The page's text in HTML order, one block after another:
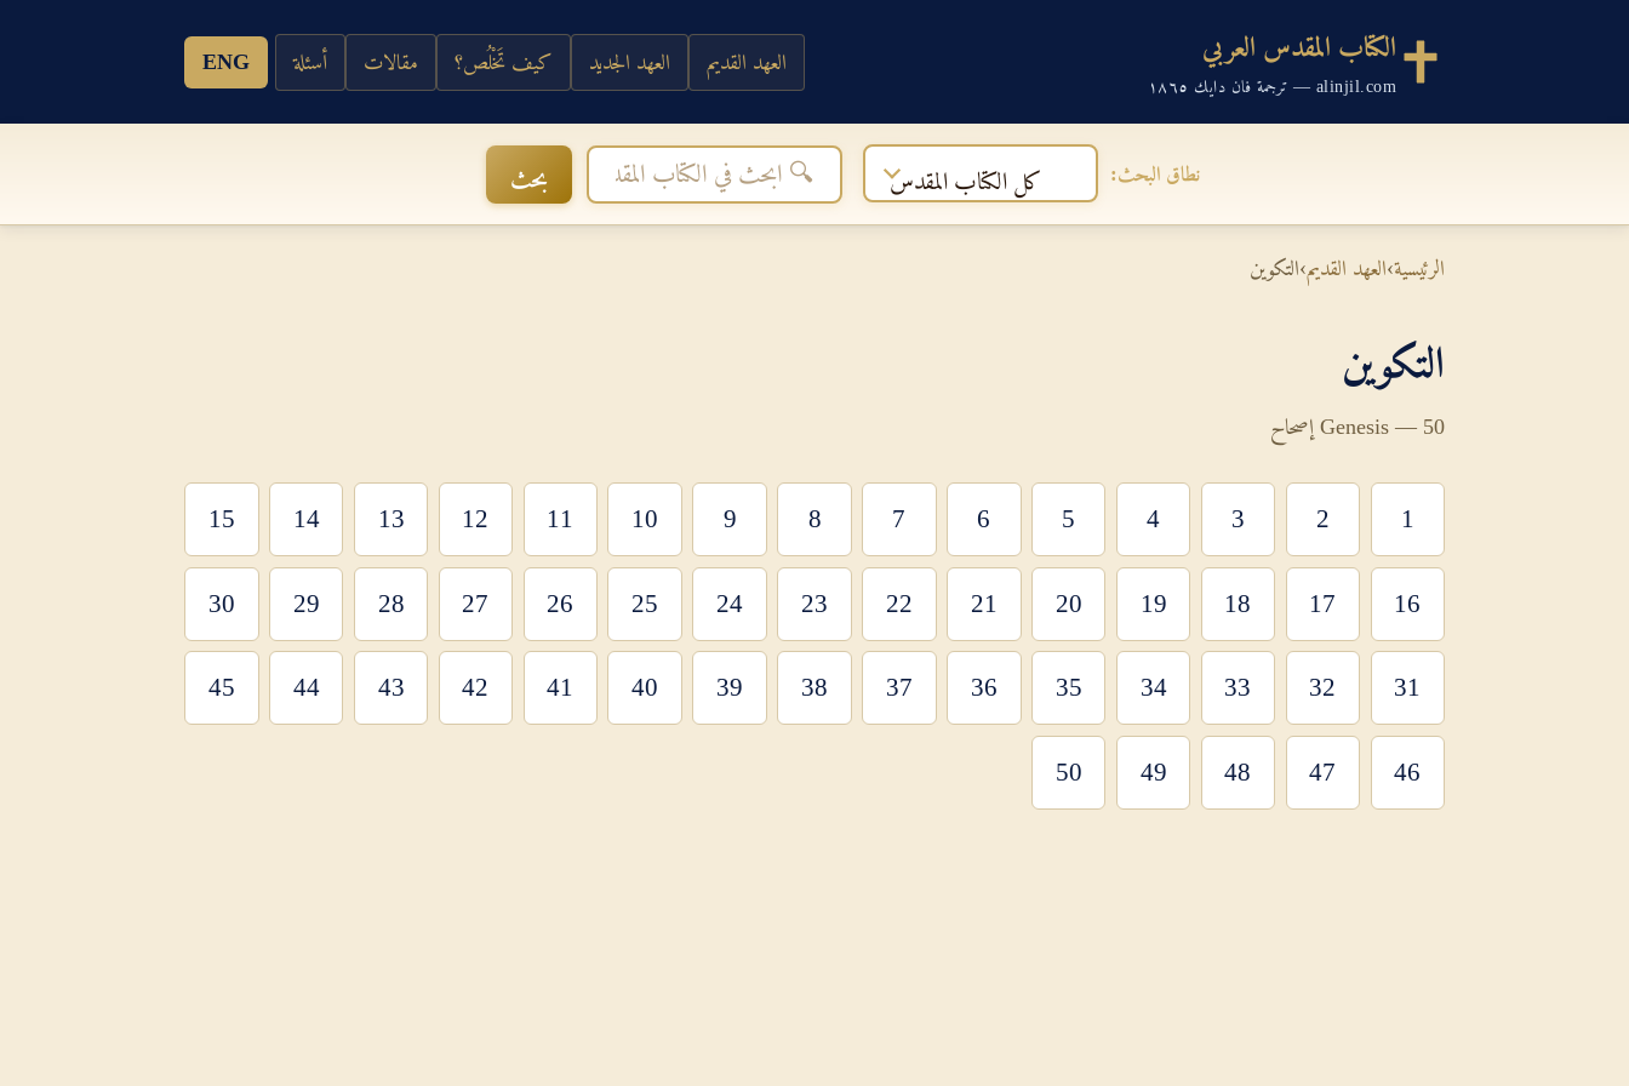
الكتاب المقدس العربي
alinjil.com — ترجمة فان دايك ١٨٦٥
العهد القديم العهد الجديد كيف تَخْلُص؟ مقالات أسئلة ENG
نطاق البحث: كل الكتاب المقدس بحث
الرئيسية›العهد القديم›التكوين
التكوين
Genesis — 50 إصحاح
1
2
3
4
5
6
7
8
9
10
11
12
13
14
15
16
17
18
19
20
21
22
23
24
25
26
27
28
29
30
31
32
33
34
35
36
37
38
39
40
41
42
43
44
45
46
47
48
49
50